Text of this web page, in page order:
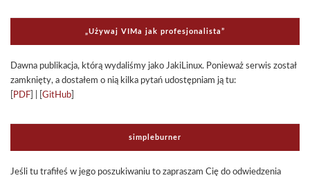
„Uży­waj VIMa jak pro­fe­sjo­na­li­sta”
Dawna publi­ka­cja, którą wyda­li­śmy jako Jaki­Li­nux. Ponie­waż ser­wis został
zamknięty, a dosta­łem o nią kilka pytań udo­stęp­niam ją tu:
PDF GitHub
sim­ple­bur­ner
Jeśli tu tra­fi­łeś w jego poszu­ki­wa­niu to zapra­szam Cię do odwie­dze­nia